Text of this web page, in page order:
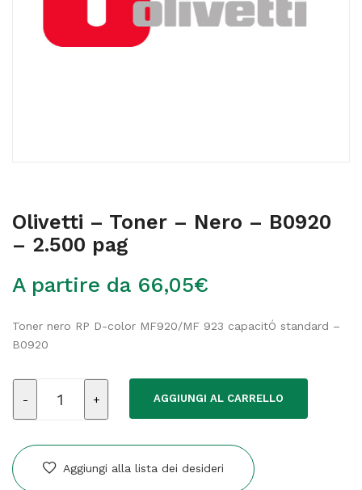
Olivetti – Toner – Nero – B0920
– 2.500 pag
A partire da 66,05€
Toner nero RP D-color MF920/MF 923 capacitÓ standard –
B0920
-
Nero
AGGIUNGI AL CARRELLO
Aggiungi alla lista dei desideri